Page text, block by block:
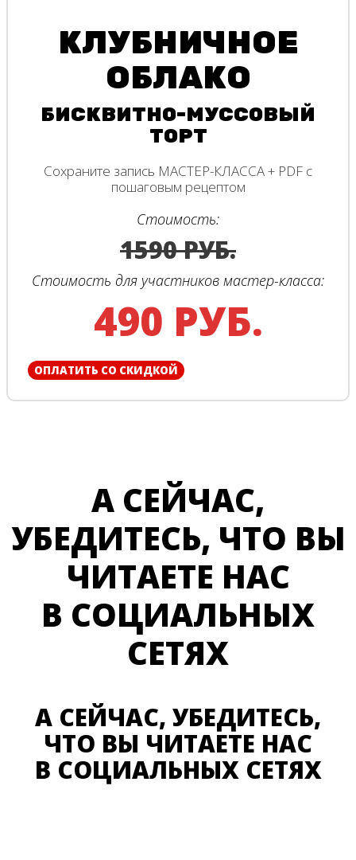
КЛУБНИЧНОЕ
ОБЛАКО
БИСКВИТНО-МУССОВЫЙ
ТОРТ
Сохраните запись МАСТЕР-КЛАССА + PDF с
пошаговым рецептом
Стоимость:
1590 РУБ.
Стоимость для участников мастер-класса:
490 РУБ.
ОПЛАТИТЬ СО СКИДКОЙ
А СЕЙЧАС,
УБЕДИТЕСЬ, ЧТО ВЫ
ЧИТАЕТЕ НАС
В СОЦИАЛЬНЫХ
СЕТЯХ
А СЕЙЧАС, УБЕДИТЕСЬ,
ЧТО ВЫ ЧИТАЕТЕ НАС
В СОЦИАЛЬНЫХ СЕТЯХ